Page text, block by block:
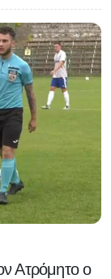
Ατρόμητο ο